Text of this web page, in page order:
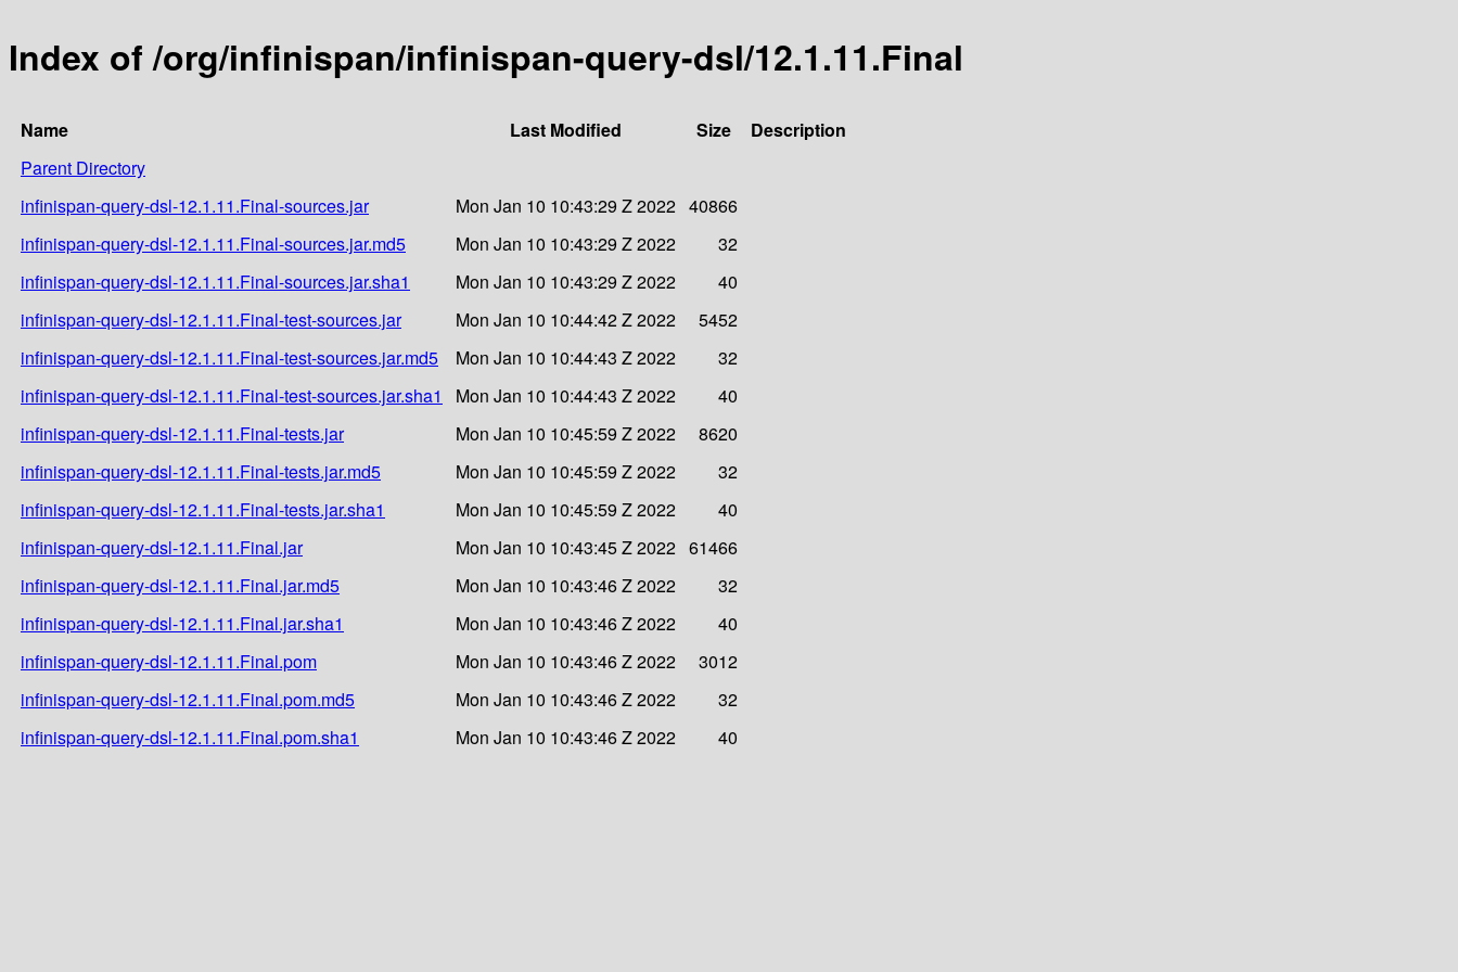
Index of /org/infinispan/infinispan-query-dsl/12.1.11.Final
Name Last Modified Size
Description
Parent Directory
infinispan-query-dsl-12.1.11.Final-sources.jar
Mon Jan 10 10:43:29 Z 2022 40866
infinispan-query-dsl-12.1.11.Final-sources.jar.md5
Mon Jan 10 10:43:29 Z 2022
32
infinispan-query-dsl-12.1.11.Final-sources.jar.sha1
Mon Jan 10 10:43:29 Z 2022
40
infinispan-query-dsl-12.1.11.Final-test-sources.jar
Mon Jan 10 10:44:42 Z 2022
5452
infinispan-query-dsl-12.1.11.Final-test-sources.jar.md5
Mon Jan 10 10:44:43 Z 2022
32
infinispan-query-dsl-12.1.11.Final-test-sources.jar.sha1
Mon Jan 10 10:44:43 Z 2022
40
infinispan-query-dsl-12.1.11.Final-tests.jar
Mon Jan 10 10:45:59 Z 2022
8620
infinispan-query-dsl-12.1.11.Final-tests.jar.md5
Mon Jan 10 10:45:59 Z 2022
32
infinispan-query-dsl-12.1.11.Final-tests.jar.sha1
Mon Jan 10 10:45:59 Z 2022
40
infinispan-query-dsl-12.1.11.Final.jar
Mon Jan 10 10:43:45 Z 2022 61466
infinispan-query-dsl-12.1.11.Final.jar.md5
Mon Jan 10 10:43:46 Z 2022
32
infinispan-query-dsl-12.1.11.Final.jar.sha1
Mon Jan 10 10:43:46 Z 2022
40
infinispan-query-dsl-12.1.11.Final.pom
Mon Jan 10 10:43:46 Z 2022
3012
infinispan-query-dsl-12.1.11.Final.pom.md5
Mon Jan 10 10:43:46 Z 2022
32
infinispan-query-dsl-12.1.11.Final.pom.sha1
Mon Jan 10 10:43:46 Z 2022 40